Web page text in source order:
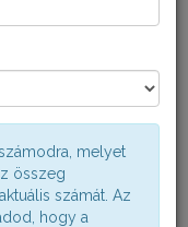
melyet
összeg
számát. Az
hogy a